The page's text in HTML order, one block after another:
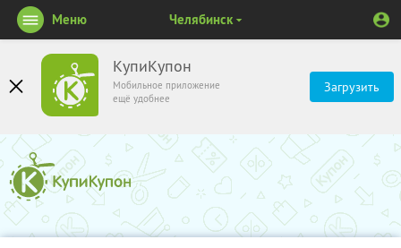
КупиКупон
Мобильное приложение
ещё удобнее
Загрузить
Меню Челябинск